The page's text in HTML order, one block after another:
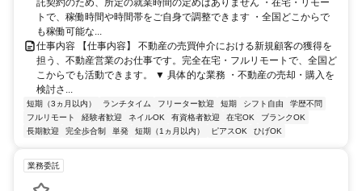
託契約のため、所定の就業時間の定めはありません ・在宅・リモー
トで、稼働時間や時間帯をご自身で調整できます ・全国どこからで
も稼働可能な...
仕事内容 【仕事内容】 不動産の売買仲介における新規顧客の獲得を
担う、不動産営業のお仕事です。完全在宅・フルリモートで、全国ど
こからでも活動できます。 ▼ 具体的な業務 ・不動産の売却・購入を
検討さ...
短期（3ヵ月以内） ランチタイム フリーター歓迎 短期 シフト自由
学歴不問
フルリモート
経験者歓迎 ネイルOK 有資格者歓迎 在宅OK
ブランクOK
長期歓迎
完全歩合制 単発 短期（1ヵ月以内） ピアスOK ひげOK
業務委託